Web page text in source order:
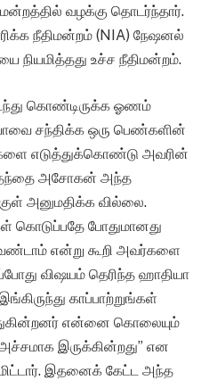
வழக்கு தொடர்ந்தார்.
நீதிமன்றம் (NIA) நேஷனல்
உச்ச நீதிமன்றம்.
கொண்டிருக்க ஓணம்
சந்திக்க ஒரு பெண்களின்
எடுத்துக்கொண்டு அவரின்
தந்தை அசோகன் அந்த
அனுமதிக்க வில்லை.
கொடுப்பதே போதுமானது
என்று கூறி அவர்களை
விஷயம் தெரிந்த ஹாதியா
காப்பாற்றுங்கள்
என்னை கொலையும்
இருக்கின்றது” என
இதனைக் கேட்ட அந்த